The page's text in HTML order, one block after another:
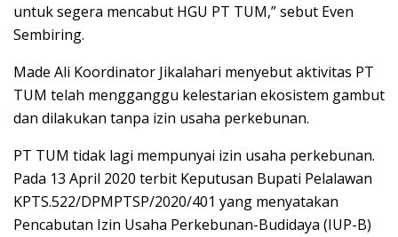
untuk segera mencabut HGU PT TUM,” sebut Even
Sembiring.
Made Ali Koordinator Jikalahari menyebut aktivitas PT
TUM telah mengganggu kelestarian ekosistem gambut
dan dilakukan tanpa izin usaha perkebunan.
PT TUM tidak lagi mempunyai izin usaha perkebunan.
Pada 13 April 2020 terbit Keputusan Bupati Pelalawan
KPTS.522/DPMPTSP/2020/401 yang menyatakan
Pencabutan Izin Usaha Perkebunan-Budidaya (IUP-B)